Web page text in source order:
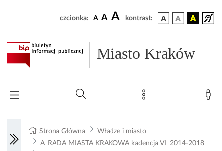
czcionka: A A A kontrast:
Miasto Kraków
Strona Główna
Władze i miasto
A_RADA MIASTA KRAKOWA kadencja VII 2014-2018